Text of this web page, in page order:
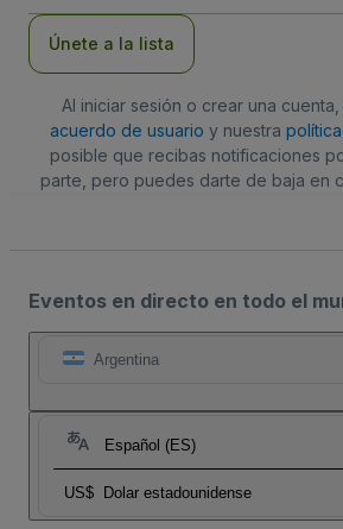
Únete a la lista
Al iniciar sesión o crear una
acuerdo de usuario y nuestra
posible que recibas notificaciones
parte, pero puedes darte de baja en
Eventos en directo en todo el
Argentina
Español (ES)
US$ Dolar estadounidense